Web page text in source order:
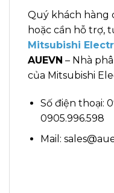
Quý khách hàng
hoặc cần hỗ trợ,
Mitsubishi
AUEVN – Nhà
của Mitsubishi
Số điện thoại:
0905.996.598
Mail: